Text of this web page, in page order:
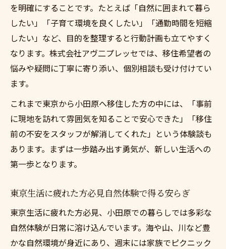
を明確にすることです。たとえば「自然に囲まれて暮ら
したい」「子育て環境を良くしたい」「通勤時間を短縮
したい」など、目的を整理すると行動計画も立てやすく
なります。株式会社アヴ二プレッセでは、移住希望者の
悩みや疑問に丁寧に寄り添い、個別相談も受け付けてい
ます。
これまで東京から小田原へ移住した方の中には、「事前
に現地を訪れて雰囲気を知ることで安心できた」「移住
前の不安をスタッフが解消してくれた」という体験談も
あります。まずは一歩踏み出す勇気が、新しい生活への
第一歩となります。
東京生活に疲れた方必見自然体験で得る安らぎ
東京生活に疲れた方必見、小田原での暮らしでは多彩な
自然体験が日常に溶け込んでいます。海や山、川など豊
かな自然環境が身近にあり、週末には家族でピクニック